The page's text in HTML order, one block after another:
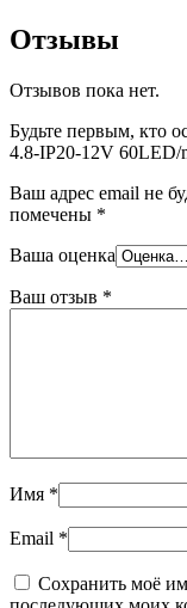
Отзывы
Отзывов пока нет.
Будьте первым, кто
4.8-IP20-12V
Ваш адрес email не
помечены *
Ваша оценка
Ваш отзыв *
Имя *
Email *
Сохранить моё